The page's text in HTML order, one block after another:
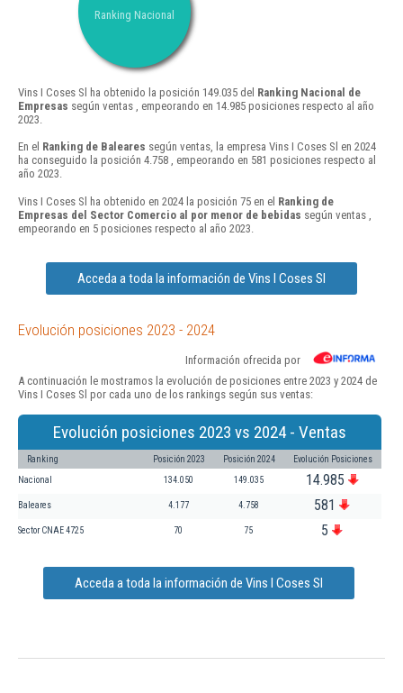
Ranking Nacional
Vins I Coses Sl ha obtenido la posición 149.035 del Ranking Nacional de
Empresas según ventas , empeorando en 14.985 posiciones respecto al año
2023.
En el Ranking de Baleares según ventas, la empresa Vins I Coses Sl en 2024
ha conseguido la posición 4.758 , empeorando en 581 posiciones respecto al
año 2023.
Vins I Coses Sl ha obtenido en 2024 la posición 75 en el Ranking de
Empresas del Sector Comercio al por menor de bebidas según ventas ,
empeorando en 5 posiciones respecto al año 2023.
Acceda a toda la información de Vins I Coses Sl
Evolución posiciones 2023 - 2024
Información ofrecida por
A continuación le mostramos la evolución de posiciones entre 2023 y 2024 de
Vins I Coses Sl por cada uno de los rankings según sus ventas:
Evolución posiciones 2023 vs 2024 - Ventas
Ranking Posición 2023 Posición 2024 Evolución Posiciones
Nacional 134.050 149.035 14.985
Baleares 4.177 4.758 581
Sector CNAE 4725 70 75 5
Acceda a toda la información de Vins I Coses Sl